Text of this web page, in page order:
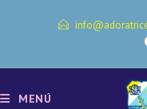
MENÚ